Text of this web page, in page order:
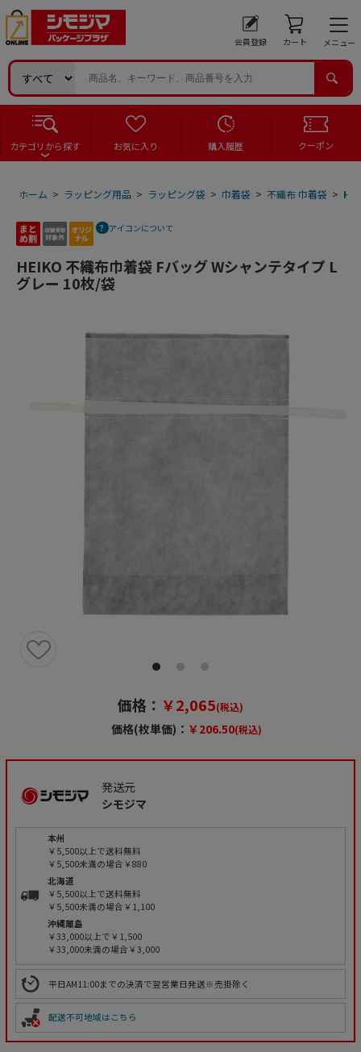
会員登録 カート メニュー
カテゴリから探す お気に入り 購入履歴 クーポン
ホーム > ラッピング用品 > ラッピング袋 > 巾着袋 > 不織布 巾着袋 >
アイコンについて
HEIKO 不織布巾着袋 Fバッグ Wシャンテタイプ L
グレー 10枚/袋
価格： ￥2,065(税込)
価格(枚単価)： ￥206.50(税込)
発送元
シモジマ
本州
￥5,500以上で送料無料
￥5,500未満の場合￥880
北海道
￥5,500以上で送料無料
￥5,500未満の場合￥1,100
沖縄離島
￥33,000以上で￥1,500
￥33,000未満の場合￥3,000
平日AM11:00までの決済で翌営業日発送※売掛除く
配送不可地域はこちら